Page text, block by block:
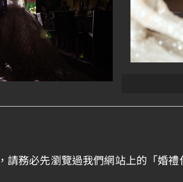
請務必先瀏覽過我們網站上的「婚禮